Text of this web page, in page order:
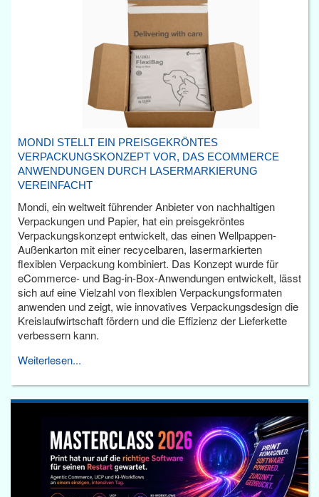
MONDI STELLT EIN PREISGEKRÖNTES
VERPACKUNGSKONZEPT VOR, DAS ECOMMERCE
ANWENDUNGEN DURCH LASERMARKIERUNG
VEREINFACHT
Mondi, ein weltweit führender Anbieter von nachhaltigen
Verpackungen und Papier, hat ein preisgekröntes
Verpackungskonzept entwickelt, das einen Wellpappen-
Außenkarton mit einer recycelbaren, lasermarkierten
flexiblen Verpackung kombiniert. Das Konzept wurde für
eCommerce- und Bag-in-Box-Anwendungen entwickelt, lässt
sich auf eine Vielzahl von flexiblen Verpackungsformaten
anwenden und zeigt, wie innovatives Verpackungsdesign die
Kreislaufwirtschaft fördern und die Effizienz der Lieferkette
verbessern kann.
Weiterlesen...